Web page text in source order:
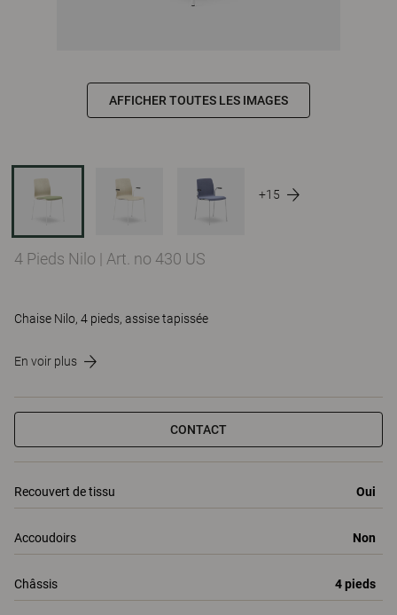
AFFICHER TOUTES LES IMAGES
+15
4 Pieds Nilo | Art. no 430 US
Chaise Nilo, 4 pieds, assise tapissée
En voir plus
CONTACT
Recouvert de tissu Oui
Accoudoirs Non
Châssis 4 pieds